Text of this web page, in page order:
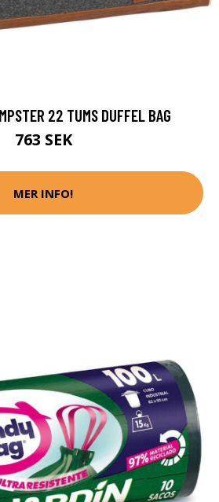
22 TUMS DUFFEL BAG
763 SEK
MER INFO!